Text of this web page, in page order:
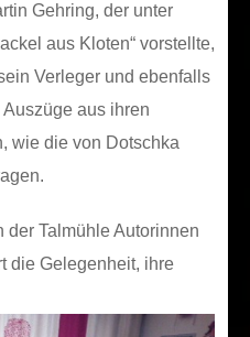
Gehring, der unter
aus Kloten“ vorstellte,
Verleger und ebenfalls
aus ihren
wie die von Dotschka
der Talmühle Autorinnen
die Gelegenheit, ihre